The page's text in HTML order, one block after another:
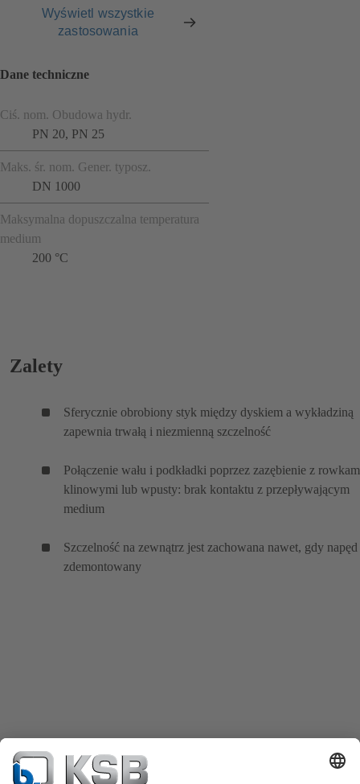
Wyświetl wszystkie
zastosowania
Dane techniczne
Ciś. nom. Obudowa hydr.
PN 20, PN 25
Maks. śr. nom. Gener. typosz.
DN 1000
Maksymalna dopuszczalna temperatura
medium
200 °C
Zalety
Sferycznie obrobiony styk między dyskiem a wykładziną
zapewnia trwałą i niezmienną szczelność
Połączenie wału i podkładki poprzez zazębienie z
klinowymi lub wpusty: brak kontaktu z przepływającym
medium
Szczelność na zewnątrz jest zachowana nawet, gdy napęd
zdemontowany